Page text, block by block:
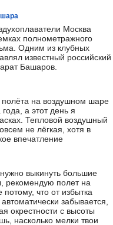
Москва
полнометражного
Одним из клубных
известный российский
Башаров.
на воздушном шаре
а этот день я
Тепловой воздушный
не лёгкая, хотя в
впечатление
выкинуть большие
рекомендую полет на
что от избытка
забывается,
окрестности с высоты
насколько мелки твои